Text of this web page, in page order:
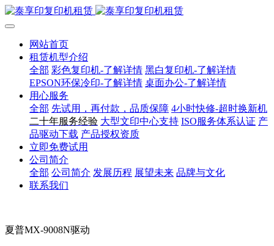
网站首页
租赁机型介绍
全部 彩色复印机-了解详情 黑白复印机-了解详情
EPSON环保冷印-了解详情 桌面办公-了解详情
用心服务
全部 先试用，再付款，品质保障 4小时快修-超时换新机
二十年服务经验 大型文印中心支持 ISO服务体系认证 产
品驱动下载 产品授权资质
立即免费试用
公司简介
全部 公司简介 发展历程 展望未来 品牌与文化
联系我们
夏普MX-9008N驱动